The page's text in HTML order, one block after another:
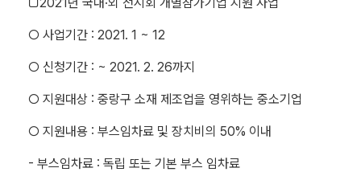
○ 사업기간 : 2021. 1 ~ 12
○ 신청기간 : ~ 2021. 2. 26까지
○ 지원대상 : 중랑구 소재 제조업을 영위하는 중소기업
○ 지원내용 : 부스임차료 및 장치비의 50% 이내
- 부스임차료 : 독립 또는 기본 부스 임차료